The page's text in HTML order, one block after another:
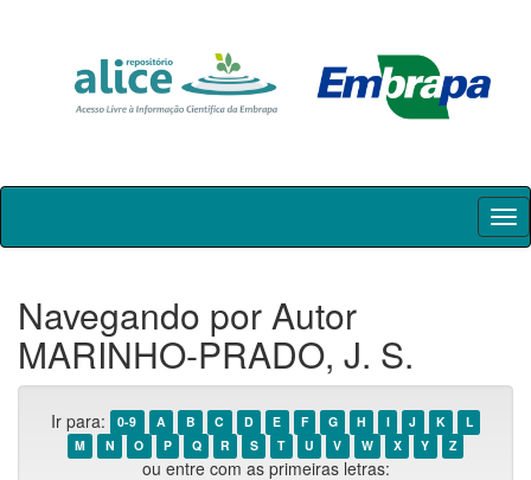
Skip
Navegando por Autor
MARINHO-PRADO, J. S.
Ir para: 0-9 A B C D E F G H I J K
L
M
N O P Q R S T U V W X Y Z
ou entre com as primeiras letras: